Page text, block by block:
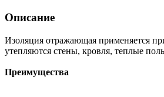
Описание
Изоляция отражающая применяется
утепляются стены, кровля, теплые
Преимущества